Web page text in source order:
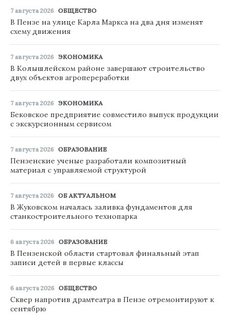
7 августа 2026 ОБЩЕСТВО
В Пензе на улице Карла Маркса на два дня изменят
схему движения
7 августа 2026 ЭКОНОМИКА
В Колышлейском районе завершают строительство
двух объектов агропереработки
7 августа 2026 ЭКОНОМИКА
Бековское предприятие совместило выпуск продукции
с экскурсионным сервисом
7 августа 2026 ОБРАЗОВАНИЕ
Пензенские ученые разработали композитный
материал с управляемой структурой
7 августа 2026 ОБ АКТУАЛЬНОМ
В Жуковском началась заливка фундаментов для
станкостроительного технопарка
6 августа 2026 ОБРАЗОВАНИЕ
В Пензенской области стартовал финальный этап
записи детей в первые классы
6 августа 2026 ОБЩЕСТВО
Сквер напротив драмтеатра в Пензе отремонтируют к
сентябрю